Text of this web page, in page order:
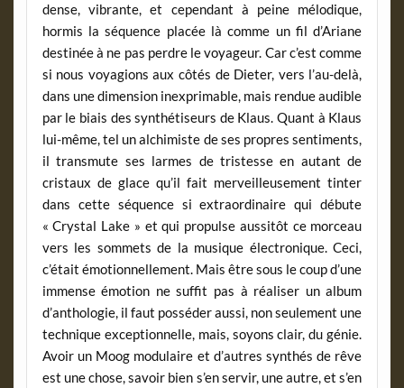
dense, vibrante, et cependant à peine mélodique,
hormis la séquence placée là comme un fil d’Ariane
destinée à ne pas perdre le voyageur. Car c’est comme
si nous voyagions aux côtés de Dieter, vers l’au-delà,
dans une dimension inexprimable, mais rendue audible
par le biais des synthétiseurs de Klaus. Quant à Klaus
lui-même, tel un alchimiste de ses propres sentiments,
il transmute ses larmes de tristesse en autant de
cristaux de glace qu’il fait merveilleusement tinter
dans cette séquence si extraordinaire qui débute
« Crystal Lake » et qui propulse aussitôt ce morceau
vers les sommets de la musique électronique. Ceci,
c’était émotionnellement. Mais être sous le coup d’une
immense émotion ne suffit pas à réaliser un album
d’anthologie, il faut posséder aussi, non seulement une
technique exceptionnelle, mais, soyons clair, du génie.
Avoir un Moog modulaire et d’autres synthés de rêve
est une chose, savoir bien s’en servir, une autre, et s’en